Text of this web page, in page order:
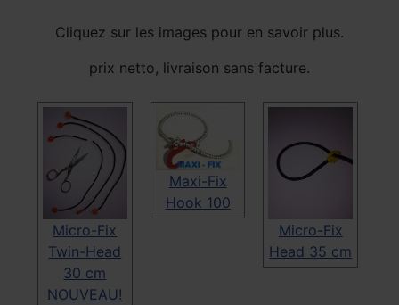
Cliquez sur les images pour en savoir plus.
prix netto, livraison sans facture.
Micro-Fix
Twin-Head
30 cm
NOUVEAU!
Maxi-Fix
Hook 100
Micro-Fix
Head 35 cm